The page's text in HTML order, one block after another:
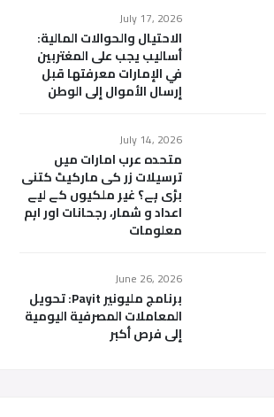
July 17, 2026
الاحتيال والحوالات المالية:
أساليب يجب على المغتربين
في الإمارات معرفتها قبل
إرسال الأموال إلى الوطن
July 14, 2026
متحدہ عرب امارات میں
ترسیلات زر کی مارکیٹ کتنی
بڑی ہے؟ غیر ملکیوں کے لیے
اعداد و شمار، رجحانات اور اہم
معلومات
June 26, 2026
برنامج مليونير Payit: تحويل
المعاملات المصرفية اليومية
إلى فرص أكبر